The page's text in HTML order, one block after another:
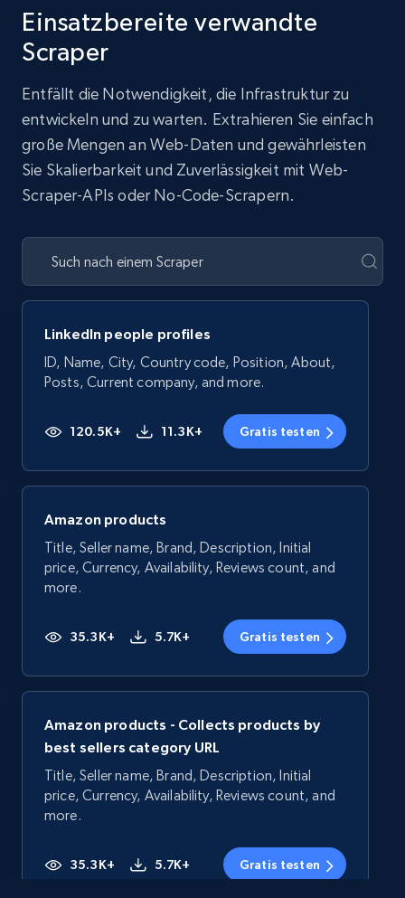
Einsatzbereite verwandte
Scraper
Entfällt die Notwendigkeit, die Infrastruktur zu
entwickeln und zu warten. Extrahieren Sie einfach
große Mengen an Web-Daten und gewährleisten
Sie Skalierbarkeit und Zuverlässigkeit mit Web-
Scraper-APIs oder No-Code-Scrapern.
LinkedIn people profiles
ID, Name, City, Country code, Position, About,
Posts, Current company, and more.
120.5K+ 11.3K+ Gratis testen
Amazon products
Title, Seller name, Brand, Description, Initial
price, Currency, Availability, Reviews count, and
more.
35.3K+ 5.7K+ Gratis testen
Amazon products - Collects products by
best sellers category URL
Title, Seller name, Brand, Description, Initial
price, Currency, Availability, Reviews count, and
more.
35.3K+ 5.7K+ Gratis testen